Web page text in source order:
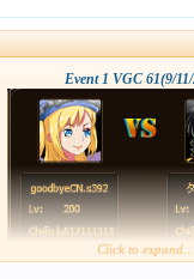
Event 1 VGC 61(9/
Click to expand...